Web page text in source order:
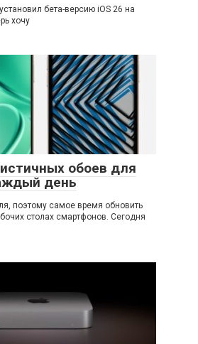
бета-версию iOS 26 на
хочу
обоев для
день
поэтому самое время обновить
столах смартфонов. Сегодня